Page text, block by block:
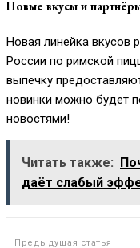
Новые вкусы и
Новая линейка вкусов
России по римской
выпечку
новинки можно будет
новостями!
Читать также:
даёт слабый
Предыдущая статья